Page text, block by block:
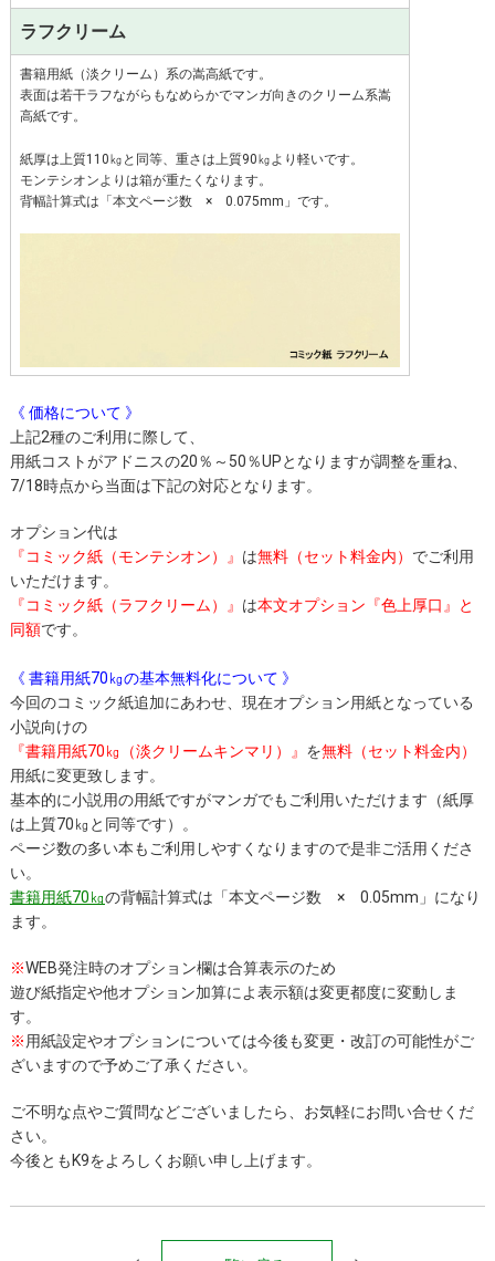
ラフクリーム
書籍用紙（淡クリーム）系の嵩高紙です。
表面は若干ラフながらもなめらかでマンガ向きのクリーム系嵩
高紙です。
紙厚は上質110㎏と同等、重さは上質90㎏より軽いです。
モンテシオンよりは箱が重たくなります。
背幅計算式は「本文ページ数 × 0.075mm」です。
《 価格について 》
上記2種のご利用に際して、
用紙コストがアドニスの20％～50％UPとなりますが調整を重ね、
7/18時点から当面は下記の対応となります。
オプション代は
『コミック紙（モンテシオン）』 は無料（セット料金内） でご利用
いただけます。
『コミック紙（ラフクリーム）』 は本文オプション『色上厚口』と
同額です。
《 書籍用紙70㎏の基本無料化について 》
今回のコミック紙追加にあわせ、現在オプション用紙となっている
小説向けの
『書籍用紙70㎏（淡クリームキンマリ）』 を無料（セット料金内）
用紙に変更致します。
基本的に小説用の用紙ですがマンガでもご利用いただけます（紙厚
は上質70㎏と同等です）。
ページ数の多い本もご利用しやすくなりますので是非ご活用くださ
い。
書籍用紙70㎏の背幅計算式は 「本文ページ数 × 0.05mm」になり
ます。
※WEB発注時のオプション欄は合算表示のため
遊び紙指定や他オプション加算によ表示額は変更都度に変動しま
す。
※用紙設定やオプションについては今後も変更・改訂の可能性がご
ざいますので予めご了承ください。
ご不明な点やご質問などございましたら、お気軽にお問い合せくだ
さい。
今後ともK9をよろしくお願い申し上げます。